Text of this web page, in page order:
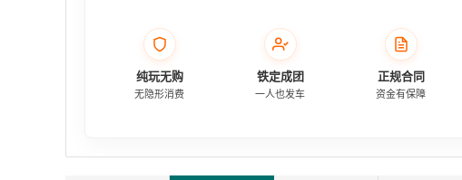
纯玩无购
无隐形消费
铁定成团
一人也发车
正规合同
资金有保障